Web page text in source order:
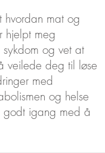
hvordan mat og
hjelpt meg
og vet at
veilede deg til løse
med
og helse
godt igang med å